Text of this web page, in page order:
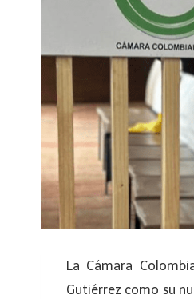
La Cámara
Gutiérrez como su